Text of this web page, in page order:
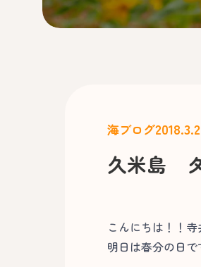
海ブログ
久米島
こんにちは！！
明日は春分の日